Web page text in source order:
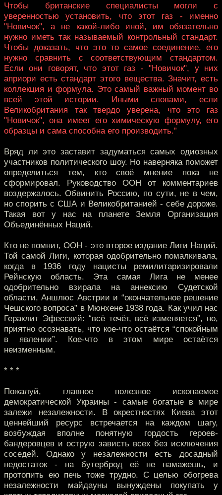
Чтобы британские специалисты могли с
уверенностью установить, что этот газ - именно
"Новичок", а не какой-либо иной, им обязательно
нужно иметь так называемый контрольный стандарт.
Чтобы доказать, что это то самое соединение, его
нужно сравнить с соответствующим стандартом.
Если они говорят, что этот газ - "Новичок", у них
априори есть стандарт этого вещества. Значит, есть
коллекция и формула. Это самый важный момент во
всей этой истории. Иными словами, если
Великобритания так твердо уверена, что это газ
"Новичок", она имеет его химическую формулу, его
образцы и сама способна его производить.”
Вряд ли это заставит задуматься самых одиозных
участников политического шоу. Но наверняка поможет
определиться тем, кто своё мнение пока не
сформировал. Руководство ООН от комментариев
воздержалось. Обвинить Россию, по сути, не в чем,
но спорить с США и Великобританией - себе дороже.
Такая вот у нас на планете Земля Организация
Объединённых Наций.
Кто не помнит, ООН - это второе издание Лиги Наций.
Той самой Лиги, которая одобрительно помалкивала,
когда в 1936 году нацисты ремилитаризировали
Рейнскую область. Эта самая Лига не менее
одобрительно взирала на аннексию Судетской
области, Аншлюс Австрии и “окончательное решение
Чешского вопроса” в Мюнхене 1938 года. Как учил нас
Гераклит Эфесский: “всё течёт, всё изменяется”, но,
приятно осознавать, что кое-что остаётся “спокойным
в явлении”. Кое-что в этом мире остаётся
неизменным.
* * *
Пожалуй, главное полезное ископаемое
демократической Украины - самые богатые в мире
залежи незалежности. В окрестностях Киева этот
ценнейший ресурс встречается на каждом шагу,
возбуждая вполне понятную гордость героев-
бандеровцев и острую зависть всех без исключения
соседей. Однако у незалежности есть досадный
недостаток - на бутерброд её не намажешь, и
протопить ею печь тоже трудно. С целью обогрева
незалежности майдауны вынуждены покупать у